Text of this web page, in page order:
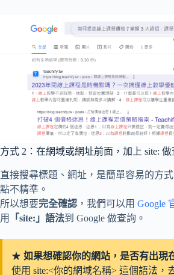
方式 2：在網域或網址前面，加上 site: 做
直接搜尋標題、網址，是簡單容易的方
點不精準。
所以想要完全確認 ，我們可以用 Google
用
「site:」語法到 Google 做查詢。
★ 如果想確認你的網站，是否有出現
使用 site:<你的網域名稱> 這個語法，